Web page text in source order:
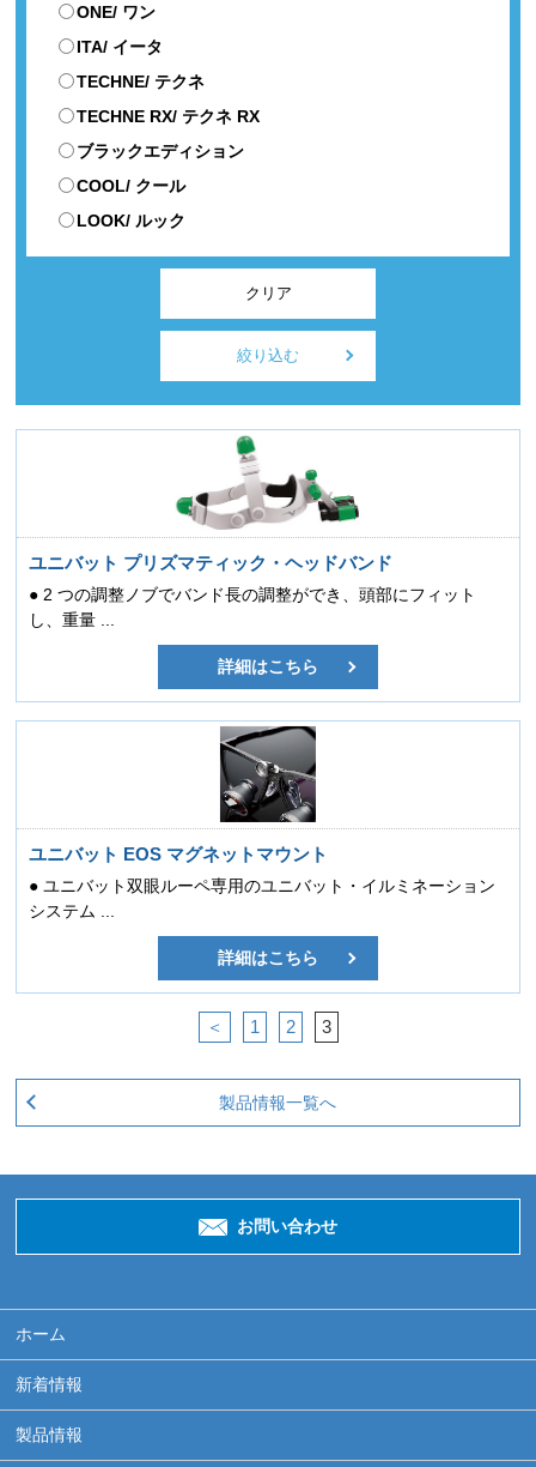
ONE/ ワン
ITA/ イータ
TECHNE/ テクネ
TECHNE RX/ テクネ RX
ブラックエディション
COOL/ クール
LOOK/ ルック
ユニバット プリズマティック・ヘッドバンド
● 2 つの調整ノブでバンド長の調整ができ、頭部にフィット
し、重量 ...
詳細はこちら
ユニバット EOS マグネットマウント
● ユニバット双眼ルーペ専用のユニバット・イルミネーション
システム ...
詳細はこちら
＜ 1 2 3
製品情報一覧へ
お問い合わせ
ホーム
新着情報
製品情報